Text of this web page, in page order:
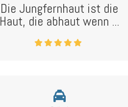
Die Jungfernhaut ist die
Haut, die abhaut wenn ...